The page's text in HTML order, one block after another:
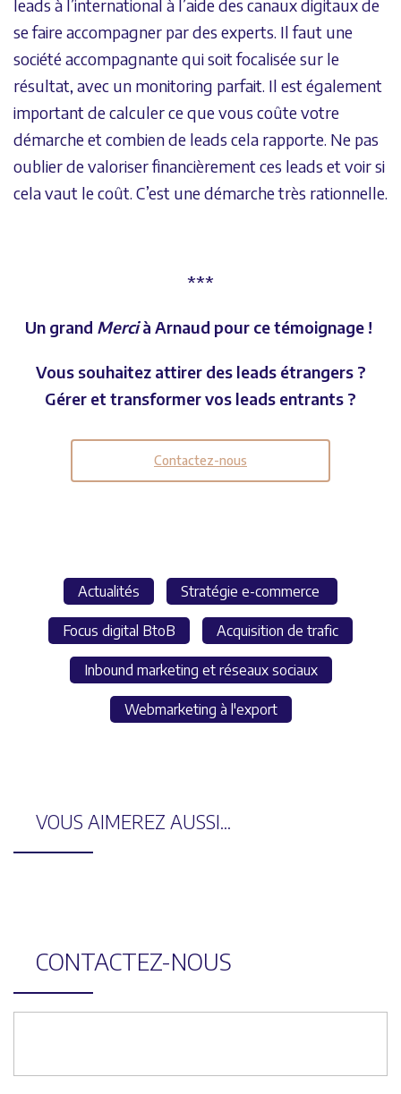
leads à l’international à l’aide des canaux digitaux de
se faire accompagner par des experts. Il faut une
société accompagnante qui soit focalisée sur le
résultat, avec un monitoring parfait. Il est également
important de calculer ce que vous coûte votre
démarche et combien de leads cela rapporte. Ne pas
oublier de valoriser financièrement ces leads et voir si
cela vaut le coût. C’est une démarche très rationnelle.
***
Un grand Mercià Arnaud pour ce témoignage !
Vous souhaitez attirer des leads étrangers ?
Gérer et transformer vos leads entrants ?
Contactez-nous
Actualités Stratégie e-commerce
Focus digital BtoB Acquisition de trafic
Inbound marketing et réseaux sociaux
Webmarketing à l'export
VOUS AIMEREZ AUSSI...
CONTACTEZ-NOUS